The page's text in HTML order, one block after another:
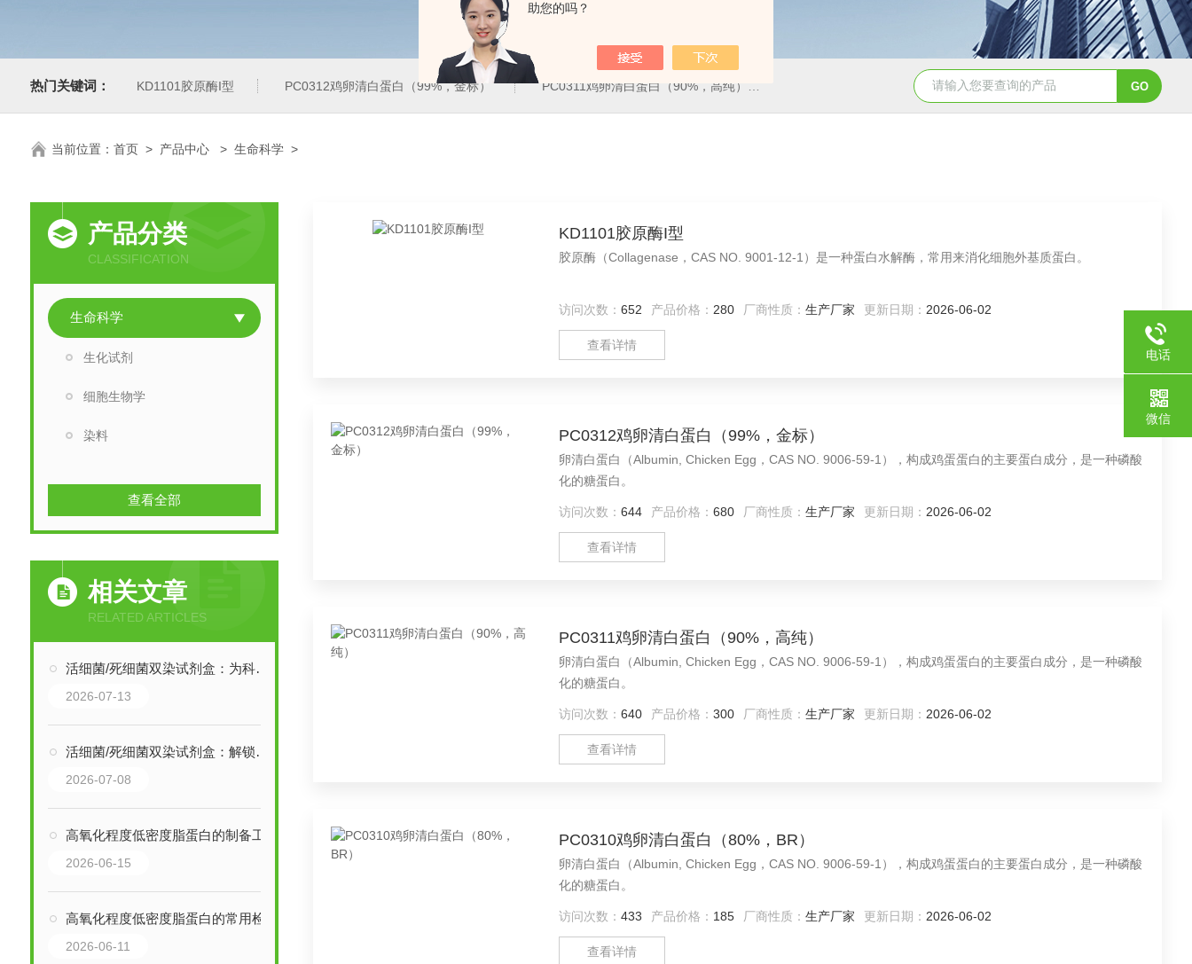
助您的吗？
热门关键词： KD1101胶原酶I型 PC0312鸡卵清白蛋白（99%，金标） PC0311鸡卵清白蛋白（90%，高纯） PC0310鸡卵清白蛋白（80%，BR） KD1096乙酰化牛血清白
当前位置： 首页> 产品中心 > 生命科学>
产品分类
CLASSIFICATION
生命科学
生化试剂
细胞生物学
染料
查看全部
相关文章
RELATED ARTICLES
活细菌/死细菌双染试剂盒：为科研创新注入精准动能
2026-07-13
活细菌/死细菌双染试剂盒：解锁微生物活力鉴别的精准密钥
2026-07-08
高氧化程度低密度脂蛋白的制备工艺解析
2026-06-15
高氧化程度低密度脂蛋白的常用检测方法解读
2026-06-11
KD1101胶原酶I型
胶原酶（Collagenase，CAS NO. 9001-12-1）是一种蛋白水解酶，常用来消化细胞外基质蛋白。
访问次数： 652 产品价格： 280 厂商性质： 生产厂家 更新日期： 2026-06-02
查看详情
PC0312鸡卵清白蛋白（99%，金标）
卵清白蛋白（Albumin, Chicken Egg，CAS NO. 9006-59-1），构成鸡蛋蛋白的主要蛋白成分，是一种磷酸
化的糖蛋白。
访问次数： 644 产品价格： 680 厂商性质： 生产厂家 更新日期： 2026-06-02
查看详情
PC0311鸡卵清白蛋白（90%，高纯）
卵清白蛋白（Albumin, Chicken Egg，CAS NO. 9006-59-1），构成鸡蛋蛋白的主要蛋白成分，是一种磷酸
化的糖蛋白。
访问次数： 640 产品价格： 300 厂商性质： 生产厂家 更新日期： 2026-06-02
查看详情
PC0310鸡卵清白蛋白（80%，BR）
卵清白蛋白（Albumin, Chicken Egg，CAS NO. 9006-59-1），构成鸡蛋蛋白的主要蛋白成分，是一种磷酸
化的糖蛋白。
访问次数： 433 产品价格： 185 厂商性质： 生产厂家 更新日期： 2026-06-02
查看详情
电话
微信